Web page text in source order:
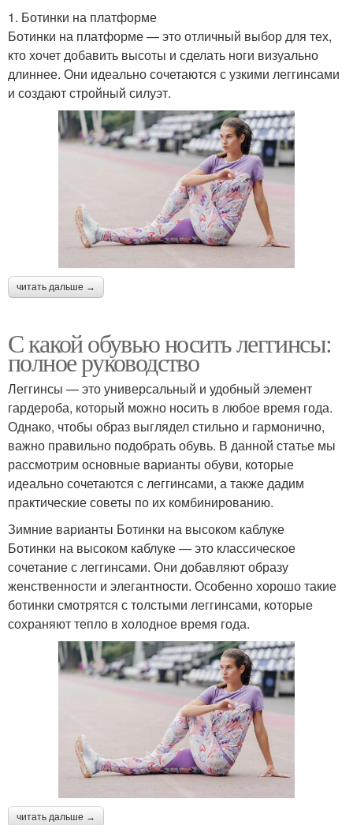
1. Ботинки на платформе
Ботинки на платформе — это отличный выбор для тех,
кто хочет добавить высоты и сделать ноги визуально
длиннее. Они идеально сочетаются с узкими леггинсами
и создают стройный силуэт.
читать дальше →
С какой обувью носить леггинсы:
полное руководство
Леггинсы — это универсальный и удобный элемент
гардероба, который можно носить в любое время года.
Однако, чтобы образ выглядел стильно и гармонично,
важно правильно подобрать обувь. В данной статье мы
рассмотрим основные варианты обуви, которые
идеально сочетаются с леггинсами, а также дадим
практические советы по их комбинированию.
Зимние варианты Ботинки на высоком каблуке
Ботинки на высоком каблуке — это классическое
сочетание с леггинсами. Они добавляют образу
женственности и элегантности. Особенно хорошо такие
ботинки смотрятся с толстыми леггинсами, которые
сохраняют тепло в холодное время года.
читать дальше →